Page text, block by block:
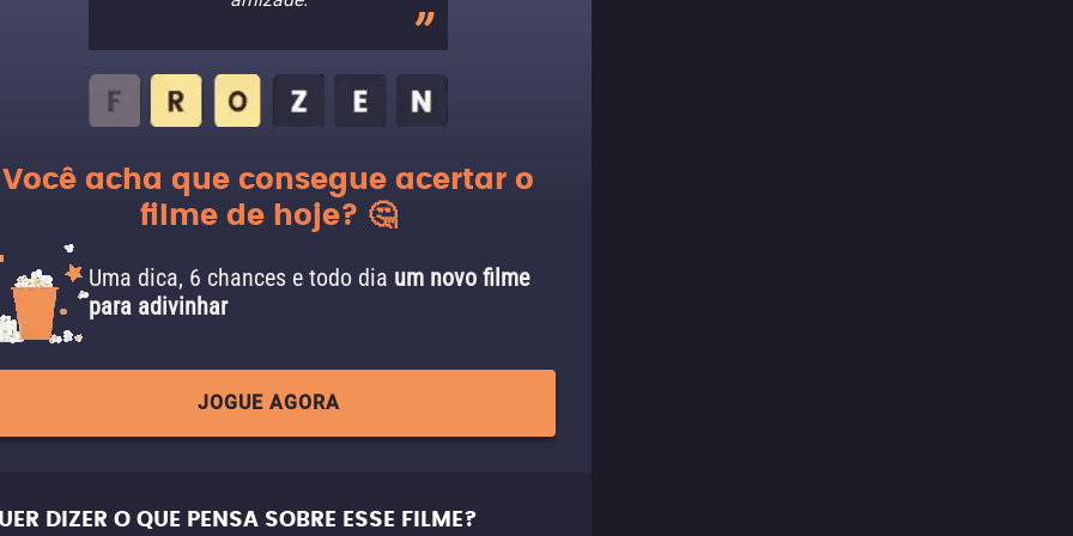
Você acha que consegue acertar o
filme de hoje? 🤔
Uma dica, 6 chances e todo dia um novo filme
para adivinhar
JOGUE AGORA
DIZER O QUE PENSA SOBRE ESSE FILME?